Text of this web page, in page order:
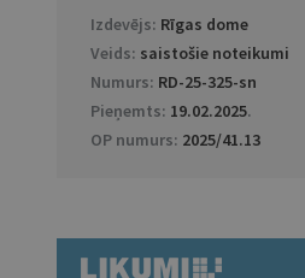
Izdevējs: Rīgas dome
Veids: saistošie noteikumi
Numurs: RD-25-325-sn
Pieņemts: 19.02.2025.
OP numurs: 2025/41.13